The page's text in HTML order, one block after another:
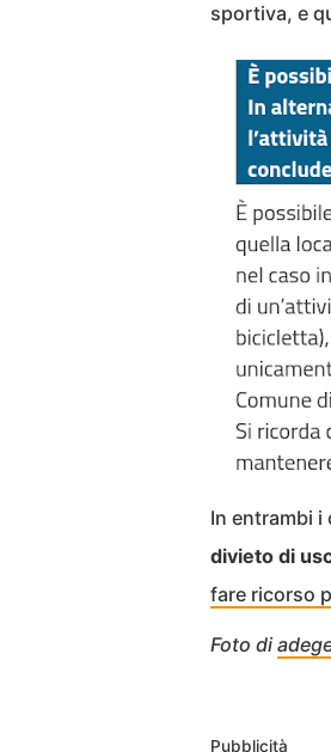
sportiva, e
In entrambi i
divieto di
fare ricorso
Foto di
Pubblicità